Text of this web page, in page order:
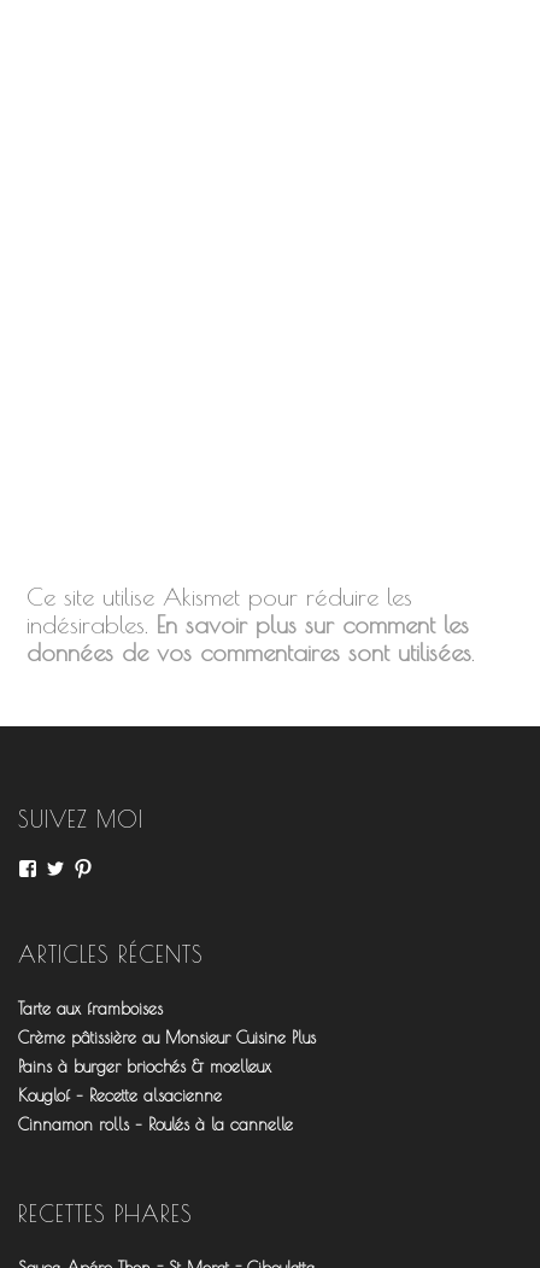
Ce site utilise Akismet pour réduire les
indésirables. En savoir plus sur comment les
données de vos commentaires sont utilisées.
SUIVEZ MOI
Voir
fourchettesflo
sur
Voir
@fourchettesflo
sur
fleurjeanne
sur
ARTICLES RÉCENTS
Tarte aux framboises
Crème pâtissière au Monsieur Cuisine Plus
Pains à burger briochés & moelleux
Kouglof – Recette alsacienne
Cinnamon rolls – Roulés à la cannelle
RECETTES PHARES